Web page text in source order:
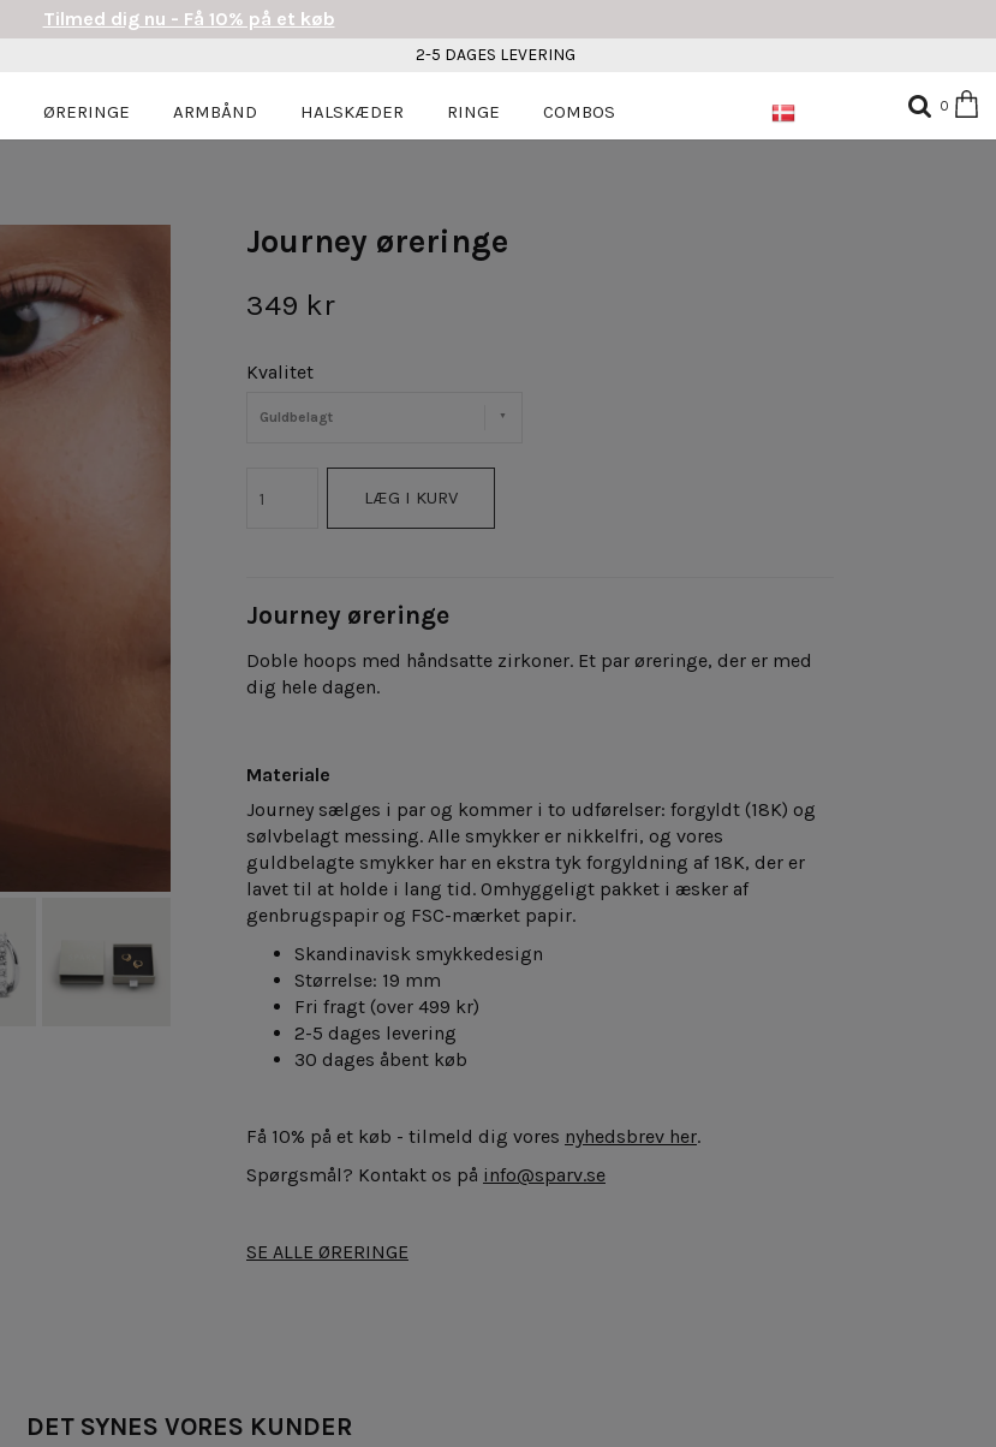
Journey øreringe
349 kr
Kvalitet
Guldbelagt
LÆG I KURV
Journey øreringe
Doble hoops med håndsatte zirkoner. Et par øreringe, der er med
dig hele dagen.
Materiale
Journey sælges i par og kommer i to udførelser: forgyldt (18K) og
sølvbelagt messing. Alle smykker er nikkelfri, og vores
guldbelagte smykker har en ekstra tyk forgyldning af 18K, der er
lavet til at holde i lang tid. Omhyggeligt pakket i æsker af
genbrugspapir og FSC-mærket papir.
Skandinavisk smykkedesign
Størrelse: 19 mm
Fri fragt (over 499 kr)
2-5 dages levering
30 dages åbent køb
Få 10% på et køb - tilmeld dig vores nyhedsbrev her.
Spørgsmål? Kontakt os på info@sparv.se
SE ALLE ØRERINGE
DET SYNES VORES KUNDER
Tilmed dig nu - Få 10% på et køb
2-5 DAGES LEVERING
ØRERINGE ARMBÅND HALSKÆDER RINGE COMBOS 0